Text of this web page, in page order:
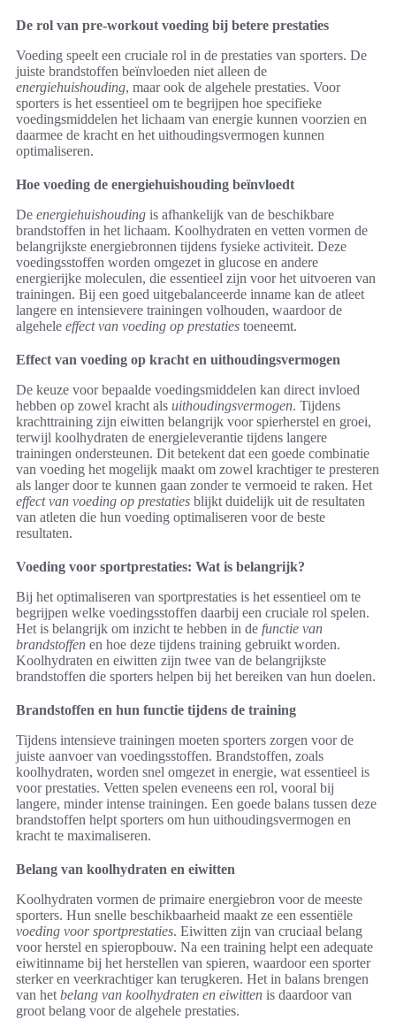
De rol van pre-workout voeding bij betere prestaties
Voeding speelt een cruciale rol in de prestaties van sporters. De
juiste brandstoffen beïnvloeden niet alleen de
energiehuishouding, maar ook de algehele prestaties. Voor
sporters is het essentieel om te begrijpen hoe specifieke
voedingsmiddelen het lichaam van energie kunnen voorzien en
daarmee de kracht en het uithoudingsvermogen kunnen
optimaliseren.
Hoe voeding de energiehuishouding beïnvloedt
De energiehuishouding is afhankelijk van de beschikbare
brandstoffen in het lichaam. Koolhydraten en vetten vormen de
belangrijkste energiebronnen tijdens fysieke activiteit. Deze
voedingsstoffen worden omgezet in glucose en andere
energierijke moleculen, die essentieel zijn voor het uitvoeren van
trainingen. Bij een goed uitgebalanceerde inname kan de atleet
langere en intensievere trainingen volhouden, waardoor de
algehele effect van voeding op prestaties toeneemt.
Effect van voeding op kracht en uithoudingsvermogen
De keuze voor bepaalde voedingsmiddelen kan direct invloed
hebben op zowel kracht als uithoudingsvermogen. Tijdens
krachttraining zijn eiwitten belangrijk voor spierherstel en groei,
terwijl koolhydraten de energieleverantie tijdens langere
trainingen ondersteunen. Dit betekent dat een goede combinatie
van voeding het mogelijk maakt om zowel krachtiger te presteren
als langer door te kunnen gaan zonder te vermoeid te raken. Het
effect van voeding op prestaties blijkt duidelijk uit de resultaten
van atleten die hun voeding optimaliseren voor de beste
resultaten.
Voeding voor sportprestaties: Wat is belangrijk?
Bij het optimaliseren van sportprestaties is het essentieel om te
begrijpen welke voedingsstoffen daarbij een cruciale rol spelen.
Het is belangrijk om inzicht te hebben in de functie van
brandstoffen en hoe deze tijdens training gebruikt worden.
Koolhydraten en eiwitten zijn twee van de belangrijkste
brandstoffen die sporters helpen bij het bereiken van hun doelen.
Brandstoffen en hun functie tijdens de training
Tijdens intensieve trainingen moeten sporters zorgen voor de
juiste aanvoer van voedingsstoffen. Brandstoffen, zoals
koolhydraten, worden snel omgezet in energie, wat essentieel is
voor prestaties. Vetten spelen eveneens een rol, vooral bij
langere, minder intense trainingen. Een goede balans tussen deze
brandstoffen helpt sporters om hun uithoudingsvermogen en
kracht te maximaliseren.
Belang van koolhydraten en eiwitten
Koolhydraten vormen de primaire energiebron voor de meeste
sporters. Hun snelle beschikbaarheid maakt ze een essentiële
voeding voor sportprestaties. Eiwitten zijn van cruciaal belang
voor herstel en spieropbouw. Na een training helpt een adequate
eiwitinname bij het herstellen van spieren, waardoor een sporter
sterker en veerkrachtiger kan terugkeren. Het in balans brengen
van het belang van koolhydraten en eiwitten is daardoor van
groot belang voor de algehele prestaties.